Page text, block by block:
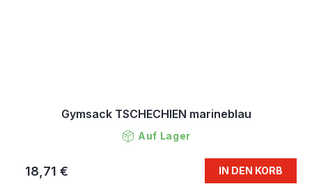
Gymsack TSCHECHIEN marineblau
Auf Lager
18,71 € IN DEN KORB